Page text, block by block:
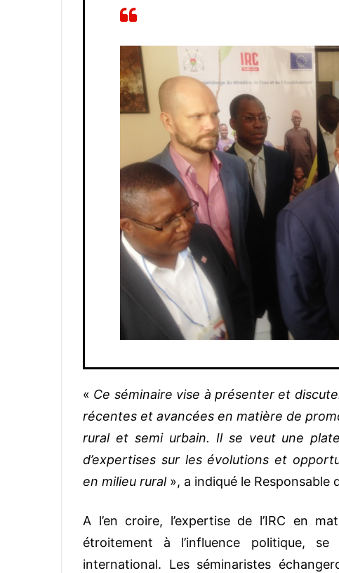
« Ce séminaire vise à présenter et
récentes et avancées en matière de
rural et semi urbain. Il se veut une
d’expertises sur les évolutions et
en milieu rural», a indiqué le Responsable
A l’en croire, l’expertise de l’IRC en
étroitement à l’influence politique,
international. Les séminaristes